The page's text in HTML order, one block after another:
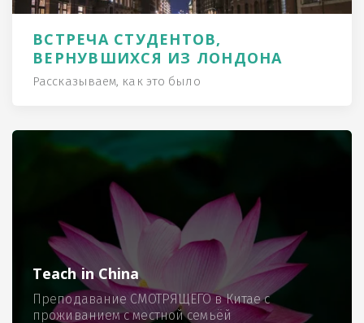
ВСТРЕЧА СТУДЕНТОВ,
ВЕРНУВШИХСЯ ИЗ ЛОНДОНА
Рассказываем, как это было
Teach in China
Преподавание СМОТРЯЩЕГО в Китае с
проживанием с местной семьёй